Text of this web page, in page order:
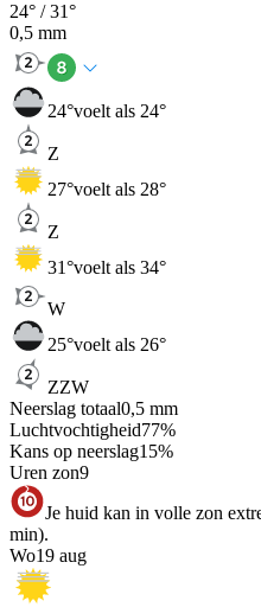
24° /31°
0,5 mm
24°voelt als 24°
Z
27°voelt als 28°
Z
31°voelt als 34°
W
25°voelt als 26°
ZZW
Neerslag totaal0,5 mm
Luchtvochtigheid77%
Kans op neerslag15%
Uren zon9
Je huid kan in volle zon
min).
Wo19 aug